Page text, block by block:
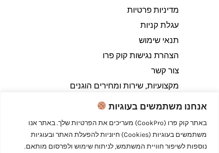
אנחנו משתמשים בעוגיות
באתר קוק פרו (CookPro) מעריכים את הפרטיות שלך. באתר אנו
משתמשים בעוגיות (Cookies) חיוניות להפעלת האתר ובעוגיות
נוספות לשיפור חוויית המשתמש, לניתוח שימוש ולפרסום מותאם.
מדיניות פרטיות
עגלת קניות
תנאי שימוש
הצהרת נגישות קוק פרו
צור קשר
מקצועיות, שירות ומחירים הוגנים
Copyright © 2026 קוק פרו - לבשל כמו מקצוענים